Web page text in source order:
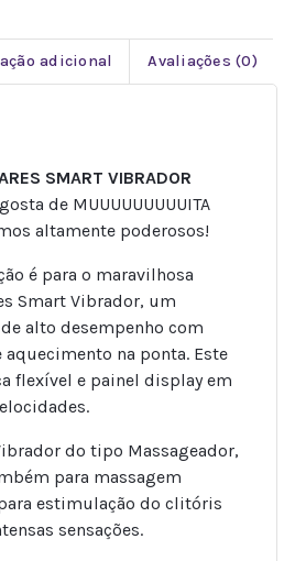
adicional Avaliações (0)
SMART VIBRADOR
de MUUUUUUUUUITA
altamente poderosos!
é para o maravilhosa
Smart Vibrador, um
alto desempenho com
na ponta. Este
flexível e painel display em
do tipo Massageador,
para massagem
estimulação do clitóris
sensações.